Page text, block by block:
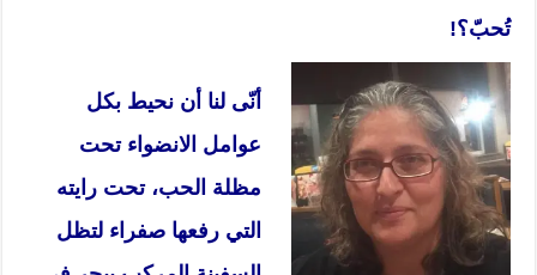
تُحبّ؟!
أنّى لنا أن نحيط بكل
عوامل الانضواء تحت
مظلة الحب، تحت رايته
التي رفعها صفراء لتظل